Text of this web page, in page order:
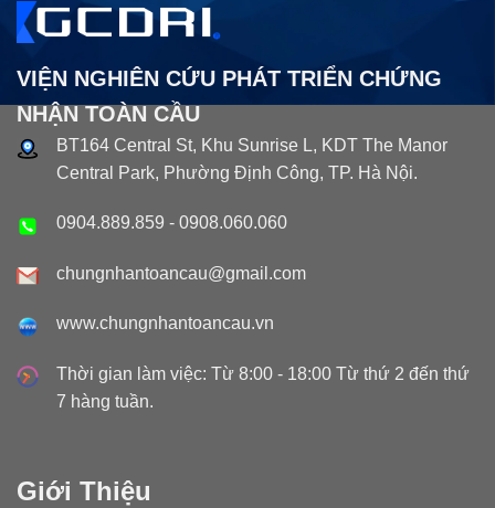
VIỆN NGHIÊN CỨU PHÁT TRIỂN CHỨNG
NHẬN TOÀN CẦU
BT164 Central St, Khu Sunrise L, KDT The Manor
Central Park, Phường Định Công, TP. Hà Nội.
0904.889.859 - 0908.060.060
chungnhantoancau@gmail.com
www.chungnhantoancau.vn
Thời gian làm việc: Từ 8:00 - 18:00 Từ thứ 2 đến thứ
7 hàng tuần.
Giới Thiệu